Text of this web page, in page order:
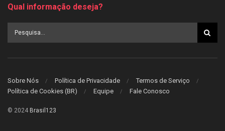
Qual informação deseja?
Sobre Nós Política de Privacidade
Termos de Serviço
Política de Cookies (BR)
Equipe Fale Conosco
© 2024 Brasil123